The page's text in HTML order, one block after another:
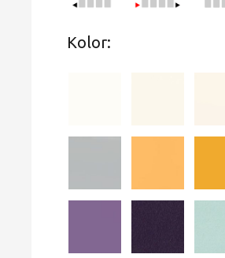
Kolor: